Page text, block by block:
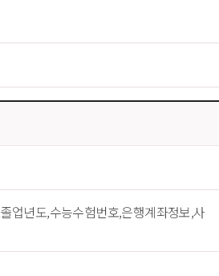
업년도,수능수험번호,은행계좌정보,사